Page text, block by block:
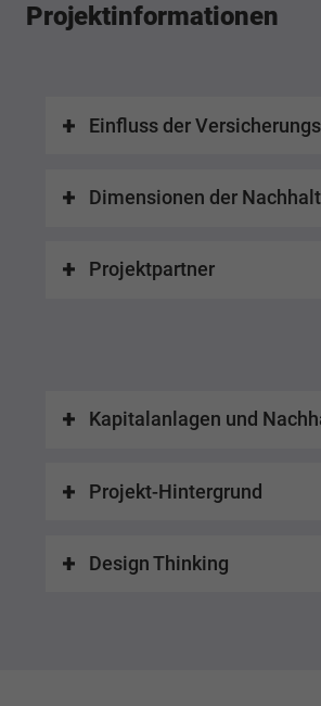
Projektinformationen
Einfluss der
Dimensionen der
Projektpartner
Kapitalanlagen und
Projekt-Hintergrund
Design Thinking